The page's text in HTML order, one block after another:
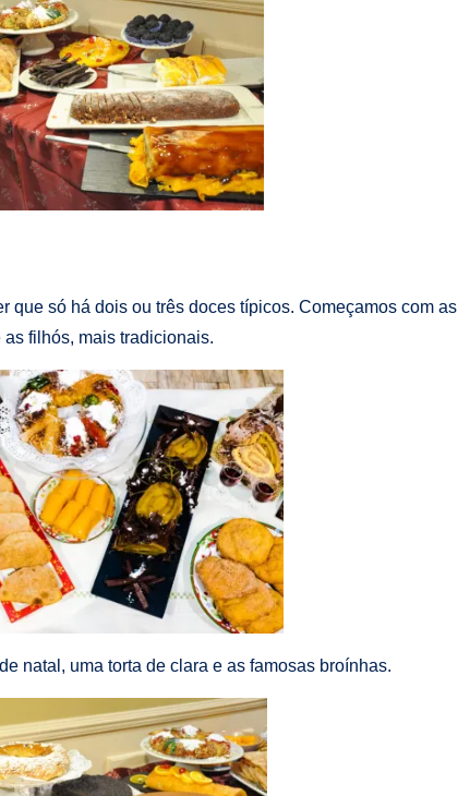
que só há dois ou três doces típicos. Começamos com as
filhós, mais tradicionais.
natal, uma torta de clara e as famosas broínhas.